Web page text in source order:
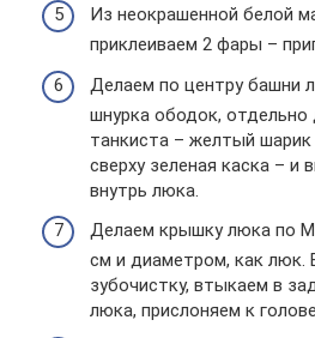
Из неокрашенной белой
приклеиваем 2 фары –
Делаем по центру башни
шнурка ободок, отдельно
танкиста – желтый шарик
сверху зеленая каска – и
внутрь люка.
Делаем крышку люка по
см и диаметром, как люк.
зубочистку, втыкаем в
люка, прислоняем к